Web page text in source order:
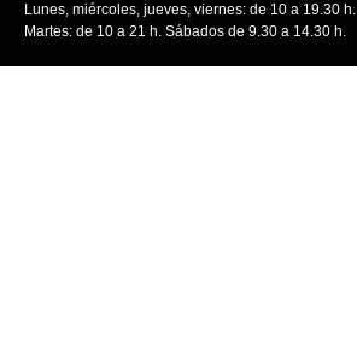
Lunes, miércoles, jueves, viernes: de 10 a 19.30 h.
Martes: de 10 a 21 h. Sábados de 9.30 a 14.30 h.